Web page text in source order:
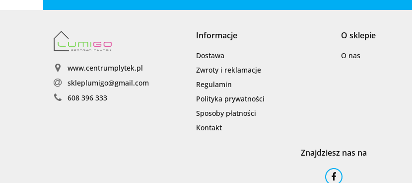
www.centrumplytek.pl
skleplumigo@gmail.com
608 396 333
Informacje
Dostawa
Zwroty i reklamacje
Regulamin
Polityka prywatności
Sposoby płatności
Kontakt
O sklepie
O nas
Znajdziesz nas na